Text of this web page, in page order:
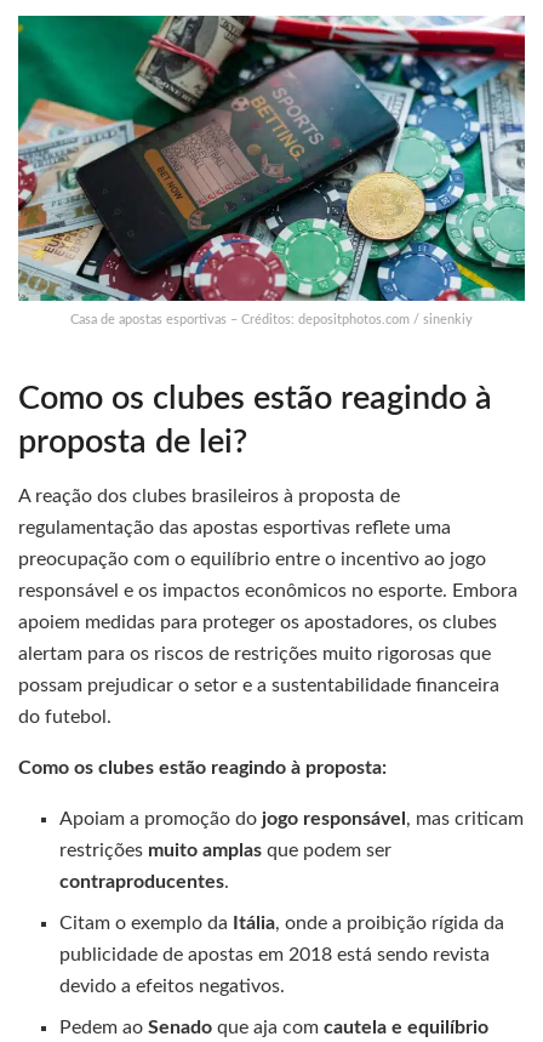
Casa de apostas esportivas – Créditos: depositphotos.com / sinenkiy
Como os clubes estão reagindo à
proposta de lei?
A reação dos clubes brasileiros à proposta de
regulamentação das apostas esportivas reflete uma
preocupação com o equilíbrio entre o incentivo ao jogo
responsável e os impactos econômicos no esporte. Embora
apoiem medidas para proteger os apostadores, os clubes
alertam para os riscos de restrições muito rigorosas que
possam prejudicar o setor e a sustentabilidade financeira
do futebol.
Como os clubes estão reagindo à proposta:
Apoiam a promoção do jogo responsável , mas criticam
restrições muito amplas que podem ser
contraproducentes.
Citam o exemplo da Itália, onde a proibição rígida da
publicidade de apostas em 2018 está sendo revista
devido a efeitos negativos.
Pedem aoSenado que aja comcautela e equilíbrio